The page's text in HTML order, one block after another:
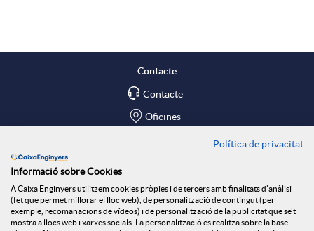
a
e
c
a
n
n
Contacte
Contacte
Oficines
Social Room
Política de privacitat
Informació sobre Cookies
A Caixa Enginyers utilitzem cookies pròpies i de tercers amb finalitats d'anàlisi
(fet que permet millorar el lloc web), de personalització de contingut (per
exemple, recomanacions de vídeos) i de personalització de la publicitat que se't
mostra a llocs web i xarxes socials. La personalització es realitza sobre la base